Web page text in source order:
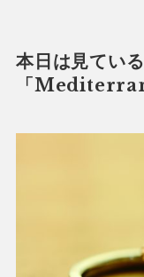
本日は見てい
「